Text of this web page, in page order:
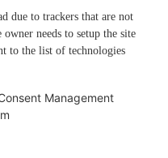
due to trackers that are not
needs to setup the site
to the list of technologies
Management